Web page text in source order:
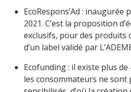
EcoRespons’Ad : inaugurée
2021. C’est la proposition
exclusifs, pour des produits
d’un label validé par
Ecofunding : il existe plus de
les consommateurs ne sont